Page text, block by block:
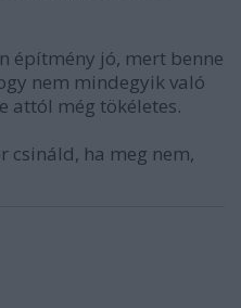
építmény jó, mert benne
nem mindegyik való
attól még tökéletes.
csináld, ha meg nem,